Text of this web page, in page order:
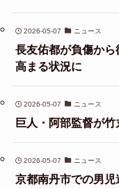
2026-05-07 ニュース
長友佑都が負傷か
高まる状況に
2026-05-07 ニュース
巨人・阿部監督が
2026-05-07 ニュース
京都南丹市での男